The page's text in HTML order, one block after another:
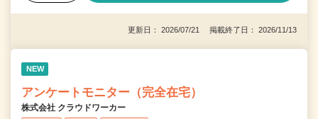
更新日： 2026/07/21 掲載終了日： 2026/11/13
NEW
アンケートモニター（完全在宅）
株式会社 クラウドワーカー